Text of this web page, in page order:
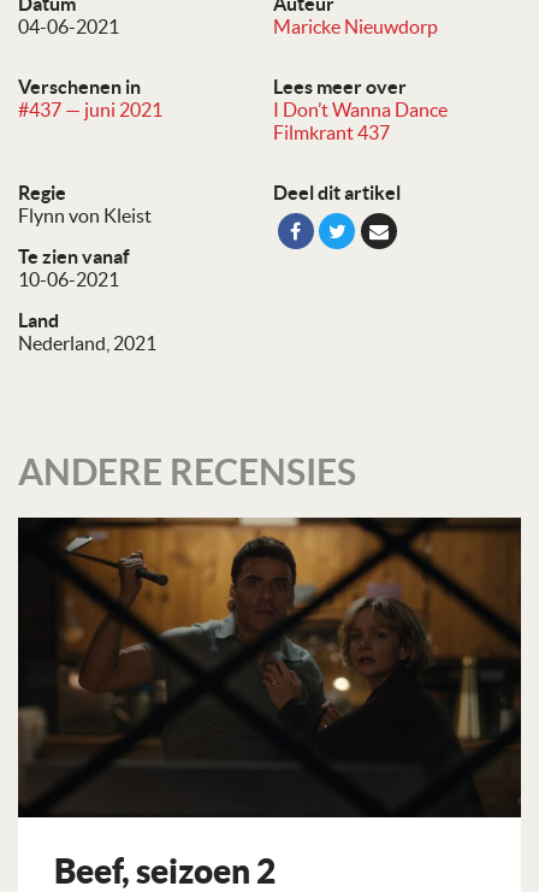
04-06-2021
Maricke Nieuwdorp
Verschenen in
#437 — juni 2021
Lees meer over
I Don’t Wanna Dance
Filmkrant 437
Regie
Flynn von Kleist
Te zien vanaf
10-06-2021
Land
Nederland, 2021
Deel dit artikel
ANDERE RECENSIES
Beef, seizoen 2